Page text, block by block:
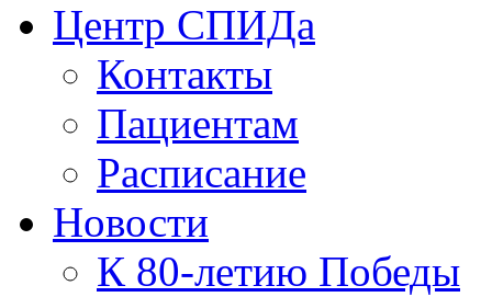
Центр СПИДа
Контакты
Пациентам
Расписание
Новости
К 80-летию Победы